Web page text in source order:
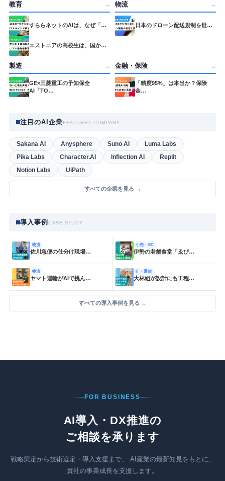
教育 →
すららネットのAIは、なぜ「…
エストニアの高校生は、国か…
物流 →
日本のドローン配送規制を世…
製造 →
GE×三菱重工の予知保全
AI「TO…
金融・保険 →
「精度95%」は本当か？保険
金…
注目のAI企業 FEATURED COMPANY
Sakana AI Anysphere Suno AI
Luma Labs
Pika Labs
Character.AI Inflection AI
Replit
Notion Labs
UiPath
すべての企業を見る →
導入事例CASE STUDY
物流
佐川急便の仕分け現場…
小売・EC
伊勢の老舗食堂「ゑび…
物流
ヤマト運輸がAIで挑ん…
IT・通信
大林組が設計にも工程…
すべての導入事例を見る →
FOR BUSINESS
AI導入・DX推進の
ご相談を承ります
戦略策定から技術選定・導入支援まで、
AI産業の最新知見をもとに、
貴社の事業成長を支援します。